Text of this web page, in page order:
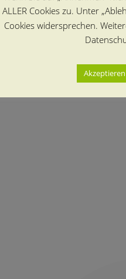
ALLER Cookies zu. Unter
Cookies widersprechen.
Akzeptieren